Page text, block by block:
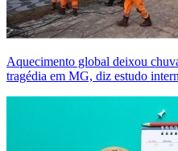
Aquecimento global deixou
tragédia em MG, diz estudo